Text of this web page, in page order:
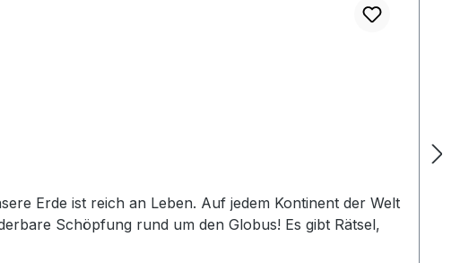
Erde ist reich an Leben. Auf jedem Kontinent der Welt
Schöpfung rund um den Globus! Es gibt Rätsel,